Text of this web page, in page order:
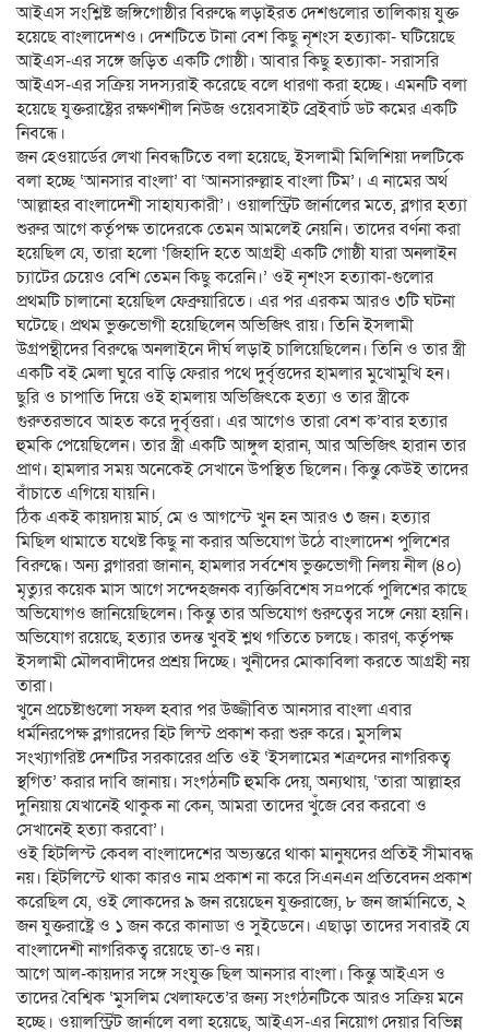
আইএস সংশ্লিষ্ট জঙ্গিগোষ্ঠীর বিরুদ্ধে লড়াইরত দেশগুলোর তালিকায় যুক্ত
হয়েছে বাংলাদেশও। দেশটিতে টানা বেশ কিছু নৃশংস হত্যাকা- ঘটিয়েছে
আইএস-এর সঙ্গে জড়িত একটি গোষ্ঠী। আবার কিছু হত্যাকা- সরাসরি
আইএস-এর সক্রিয় সদস্যরাই করেছে বলে ধারণা করা হচ্ছে। এমনটি বলা
হয়েছে যুক্তরাষ্ট্রের রক্ষণশীল নিউজ ওয়েবসাইট ব্রেইবার্ট ডট কমের একটি
নিবন্ধে।
জন হেওয়ার্ডের লেখা নিবন্ধটিতে বলা হয়েছে, ইসলামী মিলিশিয়া দলটিকে
বলা হচ্ছে ‘আনসার বাংলা’ বা ‘আনসারুল্লাহ বাংলা টিম’। এ নামের অর্থ
‘আল্লাহর বাংলাদেশী সাহায্যকারী’। ওয়ালস্ট্রিট জার্নালের মতে, ব্লগার হত্যা
শুরুর আগে কর্তৃপক্ষ তাদেরকে তেমন আমলেই নেয়নি। তাদের বর্ণনা করা
হয়েছিল যে, তারা হলো ‘জিহাদি হতে আগ্রহী একটি গোষ্ঠী যারা অনলাইন
চ্যাটের চেয়েও বেশি তেমন কিছু করেনি।’ ওই নৃশংস হত্যাকা-গুলোর
প্রথমটি চালানো হয়েছিল ফেব্রুয়ারিতে। এর পর এরকম আরও ৩টি ঘটনা
ঘটেছে। প্রথম ভুক্তভোগী হয়েছিলেন অভিজিৎ রায়। তিনি ইসলামী
উগ্রপন্থীদের বিরুদ্ধে অনলাইনে দীর্ঘ লড়াই চালিয়েছিলেন। তিনি ও তার স্ত্রী
একটি বই মেলা ঘুরে বাড়ি ফেরার পথে দুর্বৃত্তদের হামলার মুখোমুখি হন।
ছুরি ও চাপাতি দিয়ে ওই হামলায় অভিজিৎকে হত্যা ও তার স্ত্রীকে
গুরুতরভাবে আহত করে দুর্বৃত্তরা। এর আগেও তারা বেশ ক’বার হত্যার
হুমকি পেয়েছিলেন। তার স্ত্রী একটি আঙ্গুল হারান, আর অভিজিৎ হারান তার
প্রাণ। হামলার সময় অনেকেই সেখানে উপস্থিত ছিলেন। কিন্তু কেউই তাদের
বাঁচাতে এগিয়ে যায়নি।
ঠিক একই কায়দায় মার্চ, মে ও আগস্টে খুন হন আরও ৩ জন। হত্যার
মিছিল থামাতে যথেষ্ট কিছু না করার অভিযোগ উঠে বাংলাদেশ পুলিশের
বিরুদ্ধে। অন্য ব্লগাররা জানান, হামলার সর্বশেষ ভুক্তভোগী নিলয় নীল (৪০)
মৃত্যুর কয়েক মাস আগে সন্দেহজনক ব্যক্তিবিশেষ স¤পর্কে পুলিশের কাছে
অভিযোগও জানিয়েছিলেন। কিন্তু তার অভিযোগ গুরুত্বের সঙ্গে নেয়া হয়নি।
অভিযোগ রয়েছে, হত্যার তদন্ত খুবই শ্লথ গতিতে চলছে। কারণ, কর্তৃপক্ষ
ইসলামী মৌলবাদীদের প্রশ্রয় দিচ্ছে। খুনীদের মোকাবিলা করতে আগ্রহী নয়
তারা।
খুনে প্রচেষ্টাগুলো সফল হবার পর উজ্জীবিত আনসার বাংলা এবার
ধর্মনিরপেক্ষ ব্লগারদের হিট লিস্ট প্রকাশ করা শুরু করে। মুসলিম
সংখ্যাগরিষ্ট দেশটির সরকারের প্রতি ওই ‘ইসলামের শত্রুদের নাগরিকত্ব
স্থগিত’ করার দাবি জানায়। সংগঠনটি হুমকি দেয়, অন্যথায়, ‘তারা আল্লাহর
দুনিয়ায় যেখানেই থাকুক না কেন, আমরা তাদের খুঁজে বের করবো ও
সেখানেই হত্যা করবো’।
ওই হিটলিস্ট কেবল বাংলাদেশের অভ্যন্তরে থাকা মানুষদের প্রতিই সীমাবদ্ধ
নয়। হিটলিস্টে থাকা কারও নাম প্রকাশ না করে সিএনএন প্রতিবেদন প্রকাশ
করেছিল যে, ওই লোকদের ৯ জন রয়েছেন যুক্তরাজ্যে, ৮ জন জার্মানিতে, ২
জন যুক্তরাষ্ট্রে ও ১ জন করে কানাডা ও সুইডেনে। এছাড়া তাদের সবারই যে
বাংলাদেশী নাগরিকত্ব রয়েছে তা-ও নয়।
আগে আল-কায়দার সঙ্গে সংযুক্ত ছিল আনসার বাংলা। কিন্তু আইএস ও
তাদের বৈশ্বিক ‘মুসলিম খেলাফতে’র জন্য সংগঠনটিকে আরও সক্রিয় মনে
হচ্ছে। ওয়ালস্ট্রিট জার্নালে বলা হয়েছে, আইএস-এর নিয়োগ দেয়ার বিভিন্ন